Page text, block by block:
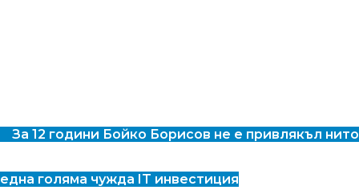
За 12 години Бойко Борисов не е привлякъл нито
една голяма чужда IT инвестиция